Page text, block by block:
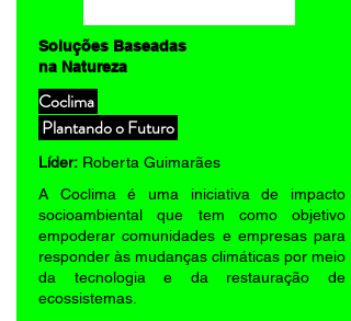
Soluções Baseadas
na Natureza
Coclima
Plantando o Futuro
Líder: Roberta Guimarães
A Coclima é uma iniciativa de impacto
socioambiental que tem como objetivo
empoderar comunidades e empresas para
responder às mudanças climáticas por meio
da tecnologia e da restauração de
ecossistemas.